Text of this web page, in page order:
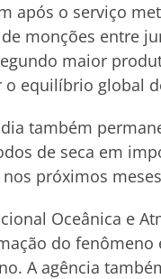
após o serviço
monções entre
maior
equilíbrio global
também
de seca em
próximos
Oceânica e
do
A agência